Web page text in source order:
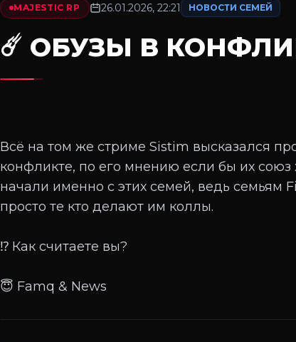
MAJESTIC RP 26.01.2026, 22:21 НОВОСТИ СЕМЕЙ
☄️ ОБУЗЫ В
Всё на том же стриме Sistim высказался
конфликте, по его мнению если бы их союз
начали именно с этих семей, ведь семьям
просто те кто делают им коллы.
⁉️ Как считаете вы?